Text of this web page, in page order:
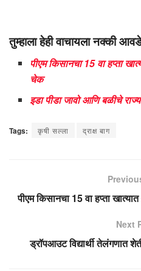
तुम्हाला हेही वाचायला नक्की
पीएम किसानचा 15 वा हप्ता
चेक
इडा पीडा जावो आणि बळीचे
Tags: कृषी सल्ला द्राक्ष बाग
पीएम किसानचा 15 वा हप्ता
Next
ड्रॉपआउट विद्यार्थी तेलंगणात